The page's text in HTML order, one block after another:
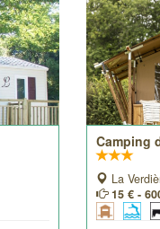
Camping
La
15 € -